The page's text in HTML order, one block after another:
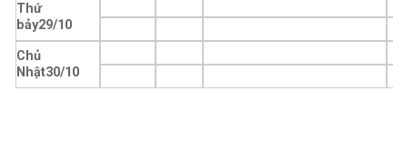
Thứ
bảy29/10
Chủ
Nhật30/10